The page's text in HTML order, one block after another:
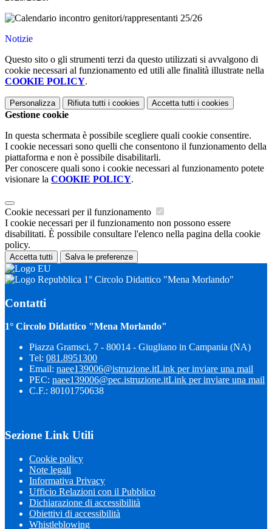
Notizie
Questo sito o gli strumenti terzi da questo utilizzati si avvalgono di
cookie necessari al funzionamento ed utili alle finalità illustrate nella
COOKIE POLICY.
Personalizza Rifiuta tutti i cookies Accetta tutti i cookies
Gestione cookie
In questa schermata è possibile scegliere quali cookie consentire.
I cookie necessari sono quelli che consentono il funzionamento della
piattaforma e non è possibile disabilitarli.
Per conoscere quali sono i cookie necessari al funzionamento potete
visionare la COOKIE POLICY.
Cookie necessari per il funzionamento
I cookie necessari per il funzionamento non possono essere
disabilitati. È possibile consultare l'elenco nella pagina della cookie
policy.
Accetta tutti Salva le preferenze
1° Circolo Didattico "Mena Morlando"
Contatti
1° Circolo Didattico "Mena Morlando"
Piazza Gramsci, 7 - 80014 - Giugliano in Campania (NA)
Tel: 081.8951300
Email: naee139006@istruzione.itLink per inviare una mail
PEC: naee139006@pec.istruzione.itLink per inviare una mail
C.F.: 80101750638
Sezione Link Utili
Cookie policy
Note legali
Informativa Privacy
Ufficio Relazioni con il Pubblico
Dichiarazione di accessibilità
Obiettivi di accessibilità
Whistleblowing